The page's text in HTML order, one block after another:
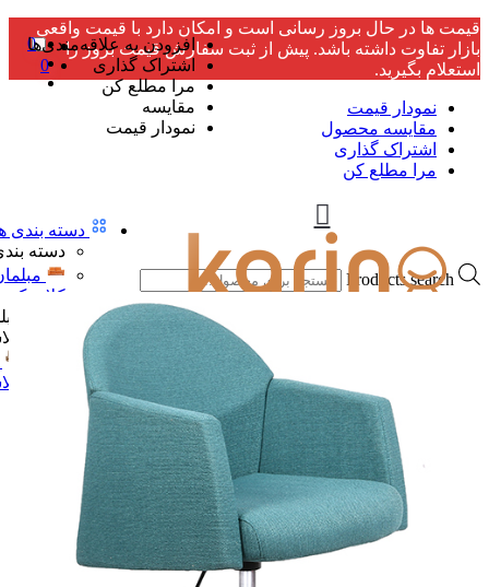
قیمت ها در حال بروز رسانی است و امکان دارد با قیمت واقعی
بازار تفاوت داشته باشد. پیش از ثبت سفارش قیمت بروز را
استعلام بگیرید.
نمودار قیمت
مقایسه محصول
اشتراک گذاری
مرا مطلع کن
0
0
دسته بندی
دسته
کلاسیک
Products search
افزودن به علاقه‌مندی‌ها
اشتراک گذاری
مرا مطلع کن
مقایسه
نمودار قیمت